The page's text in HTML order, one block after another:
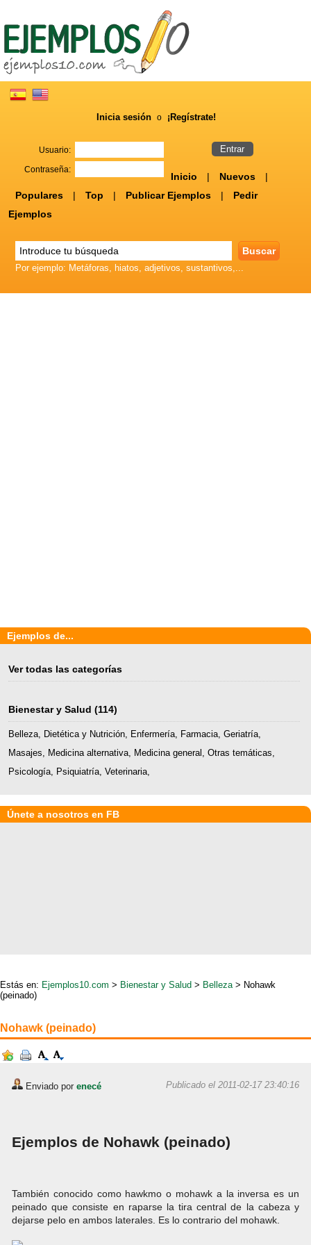
Inicia sesión o ¡Regístrate!
Usuario:
Contraseña:
Inicio | Nuevos
|
Populares
| Top | Publicar Ejemplos |
Pedir
Ejemplos
Por ejemplo: Metáforas, hiatos, adjetivos, sustantivos,...
Ejemplos de...
Ver todas las categorías
Bienestar y Salud (114)
Belleza, Dietética y Nutrición, Enfermería, Farmacia, Geriatría,
Masajes, Medicina alternativa, Medicina general , Otras temáticas,
Psicología, Psiquiatría, Veterinaria,
Únete a nosotros en FB
Estás en: Ejemplos10.com > Bienestar y Salud > Belleza> Nohawk
(peinado)
Nohawk (peinado)
Enviado por enecé Publicado el 2011-02-17 23:40:16
Ejemplos de Nohawk (peinado)
También conocido como hawkmo o mohawk a la inversa es un
peinado que consiste en raparse la tira central de la cabeza y
dejarse pelo en ambos laterales. Es lo contrario del mohawk.